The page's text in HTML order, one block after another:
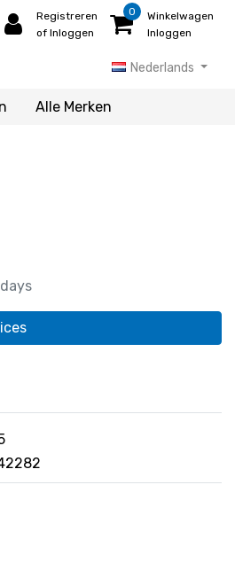
Registreren
of Inloggen
0
Winkelwagen
Inloggen
Nederlands
Alle Merken